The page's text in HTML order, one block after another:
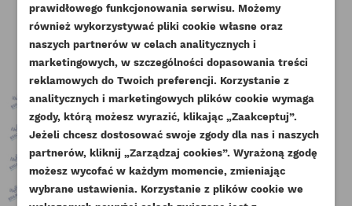
UTWÓRZ LISTĘ ŻYCZEŃ
ZALOGUJ SIĘ
kupili również:
prawidłowego funkcjonowania serwisu. Możemy
również wykorzystywać pliki cookie własne oraz
naszych partnerów w celach analitycznych i
marketingowych, w szczególności dopasowania treści
reklamowych do Twoich preferencji. Korzystanie z
analitycznych i marketingowych plików cookie wymaga
zgody, którą możesz wyrazić, klikając „Zaakceptuj”.
Jeżeli chcesz dostosować swoje zgody dla nas i naszych
partnerów, kliknij „Zarządzaj cookies”. Wyrażoną zgodę
możesz wycofać w każdym momencie, zmieniając
wybrane ustawienia. Korzystanie z plików cookie we